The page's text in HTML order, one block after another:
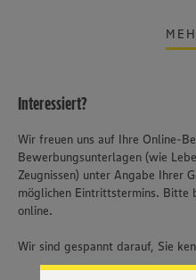
Wir setzen Cookies und
ein bestmögliches
Inhalte anzubieten. Ihre
Cookies und anderer
Interessiert?
Wir freuen uns auf Ihre Online-
Bewerbungsunterlagen (wie
Zeugnissen) unter Angabe Ihrer
möglichen Eintrittstermins. Bitte
online.
Wir sind gespannt darauf, Sie